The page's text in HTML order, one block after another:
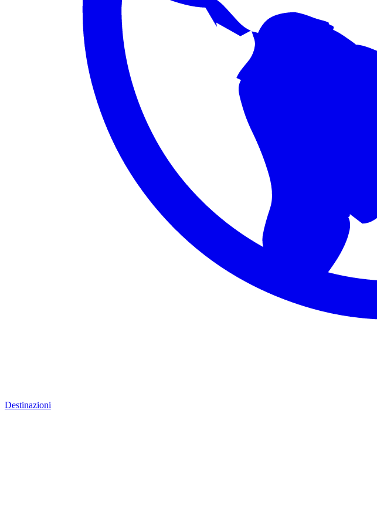
Destinazioni